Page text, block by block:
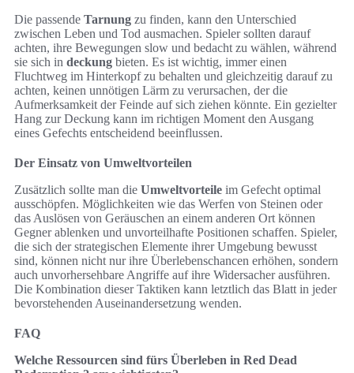
Die passende Tarnung zu finden, kann den Unterschied
zwischen Leben und Tod ausmachen. Spieler sollten darauf
achten, ihre Bewegungen slow und bedacht zu wählen, während
sie sich in deckung bieten. Es ist wichtig, immer einen
Fluchtweg im Hinterkopf zu behalten und gleichzeitig darauf zu
achten, keinen unnötigen Lärm zu verursachen, der die
Aufmerksamkeit der Feinde auf sich ziehen könnte. Ein gezielter
Hang zur Deckung kann im richtigen Moment den Ausgang
eines Gefechts entscheidend beeinflussen.
Der Einsatz von Umweltvorteilen
Zusätzlich sollte man die Umweltvorteile im Gefecht optimal
ausschöpfen. Möglichkeiten wie das Werfen von Steinen oder
das Auslösen von Geräuschen an einem anderen Ort können
Gegner ablenken und unvorteilhafte Positionen schaffen. Spieler,
die sich der strategischen Elemente ihrer Umgebung bewusst
sind, können nicht nur ihre Überlebenschancen erhöhen, sondern
auch unvorhersehbare Angriffe auf ihre Widersacher ausführen.
Die Kombination dieser Taktiken kann letztlich das Blatt in jeder
bevorstehenden Auseinandersetzung wenden.
FAQ
Welche Ressourcen sind fürs Überleben in Red Dead